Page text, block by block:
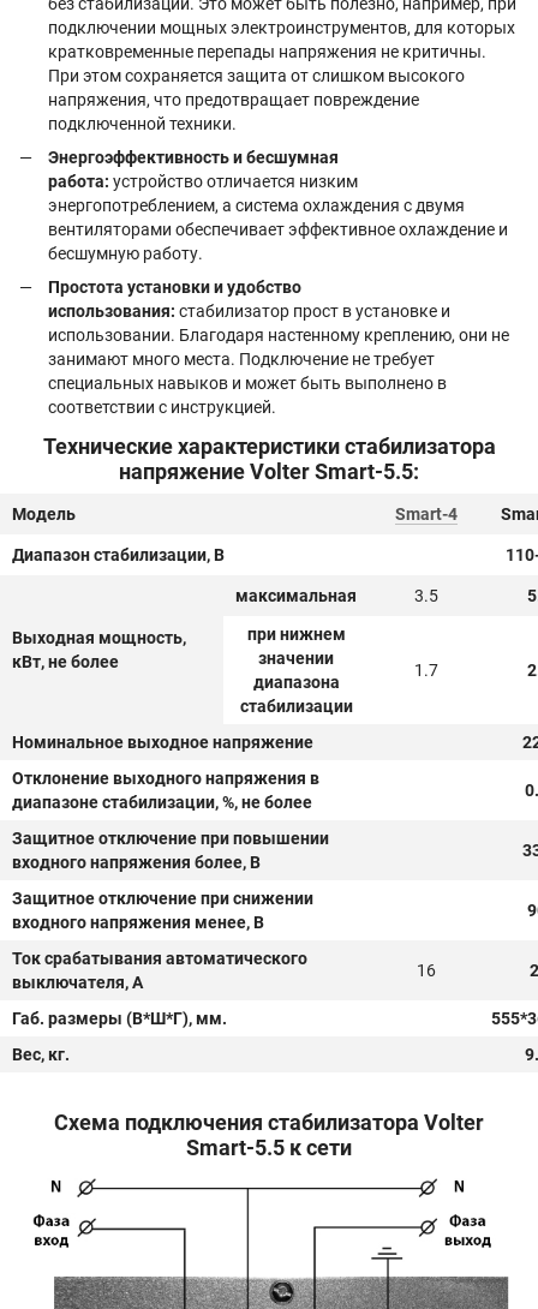
подключении мощных электроинструментов, для которых
кратковременные перепады напряжения не критичны.
При этом сохраняется защита от слишком высокого
напряжения, что предотвращает повреждение
подключенной техники.
Энергоэффективность и бесшумная
работа: устройство отличается низким
энергопотреблением, а система охлаждения с двумя
вентиляторами обеспечивает эффективное охлаждение и
бесшумную работу.
Простота установки и удобство
использования: стабилизатор прост в установке и
использовании. Благодаря настенному креплению, они не
занимают много места. Подключение не требует
специальных навыков и может быть выполнено в
соответствии с инструкцией.
Технические характеристики стабилизатора
напряжение Volter Smart-5.5:
Модель Smart-4
Диапазон стабилизации, В
Выходная мощность,
кВт, не более
максимальная 3.5
при нижнем
значении
диапазона
стабилизации
1.7
Номинальное выходное напряжение
Отклонение выходного напряжения в
диапазоне стабилизации, %, не более
Защитное отключение при повышении
входного напряжения более, В
Защитное отключение при снижении
входного напряжения менее, В
Ток срабатывания автоматического
выключателя, А
16
Габ. размеры (В*Ш*Г), мм.
Вес, кг.
Схема подключения стабилизатора Volter
Smart-5.5 к сети